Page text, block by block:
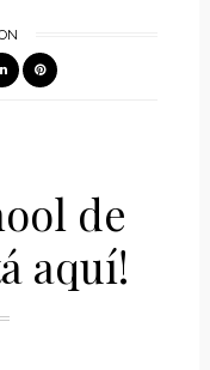
de
aquí!